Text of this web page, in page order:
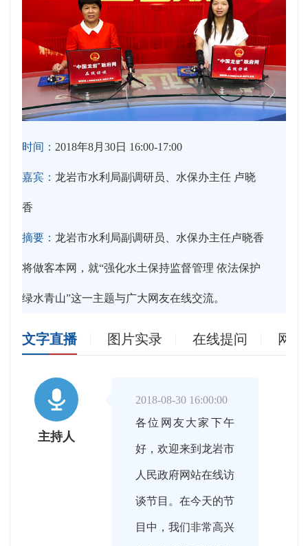
时间： 2018年8月30日 16:00-17:00
嘉宾： 龙岩市水利局副调研员、水保办主任 卢晓
香
摘要： 龙岩市水利局副调研员、水保办主任卢晓香
将做客本网，就“强化水土保持监督管理 依法保护
绿水青山”这一主题与广大网友在线交流。
文字直播 图片实录 在线提问 网

主持人
2018-08-30 16:00:00
各位网友大家下午
好，欢迎来到龙岩市
人民政府网站在线访
谈节目。在今天的节
目中，我们非常高兴